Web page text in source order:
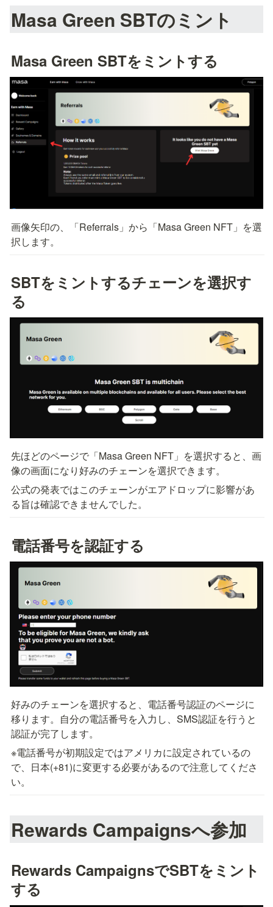
Masa Green SBTのミント
Masa Green SBTをミントする
画像矢印の、「Referrals」から「Masa Green NFT」を選
択します。
SBTをミントするチェーンを選択す
る
先ほどのページで「Masa Green NFT」を選択すると、画
像の画面になり好みのチェーンを選択できます。
公式の発表ではこのチェーンがエアドロップに影響があ
る旨は確認できませんでした。
電話番号を認証する
好みのチェーンを選択すると、電話番号認証のページに
移ります。自分の電話番号を入力し、SMS認証を行うと
認証が完了します。
※電話番号が初期設定ではアメリカに設定されているの
で、日本(+81)に変更する必要があるので注意してくださ
い。
Rewards Campaignsへ参加
Rewards CampaignsでSBTをミント
する